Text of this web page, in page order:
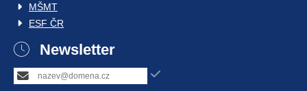
MŠMT
ESF ČR
Newsletter